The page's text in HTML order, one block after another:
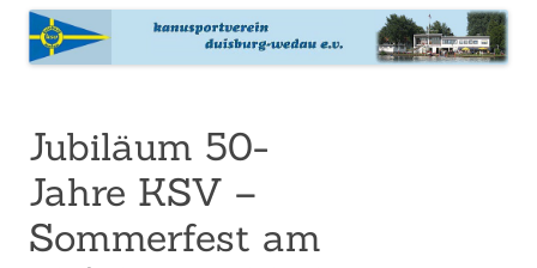
Jubiläum 50-
Jahre KSV –
Sommerfest am